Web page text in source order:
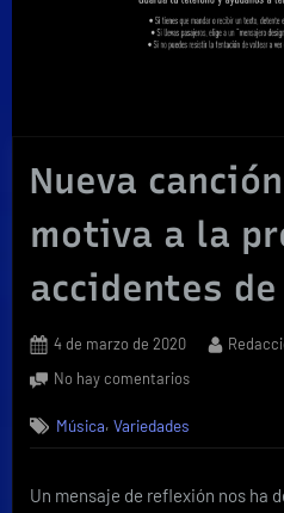
Nueva
motiva a la
accidentes
Posted
4 de marzo de 2020 By
No hay comentariosen
de
motiva
Música,Variedades
Un mensaje de reflexión nos ha